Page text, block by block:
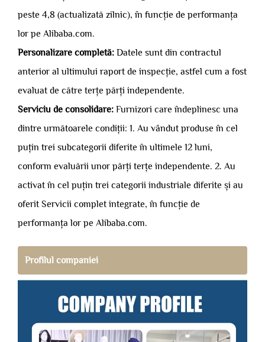
peste 4,8 (actualizată zilnic), în funcție de performanța
lor pe Alibaba.com.
Personalizare completă: Datele sunt din contractul
anterior al ultimului raport de inspecție, astfel cum a fost
evaluat de către terțe părți independente.
Serviciu de consolidare: Furnizori care îndeplinesc una
dintre următoarele condiții: 1. Au vândut produse în cel
puțin trei subcategorii diferite în ultimele 12 luni,
conform evaluării unor părți terțe independente. 2. Au
activat în cel puțin trei categorii industriale diferite și au
oferit Servicii complet integrate, în funcție de
performanța lor pe Alibaba.com.
Profilul companiei